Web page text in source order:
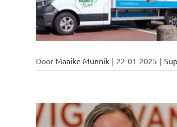
Door Maaike Munnik | 22-01-2025 |